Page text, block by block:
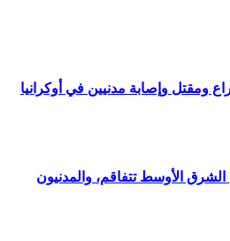
ومقتل وإصابة مدنيين في أوكرانيا
الأوسط تتفاقم، والمدنيون